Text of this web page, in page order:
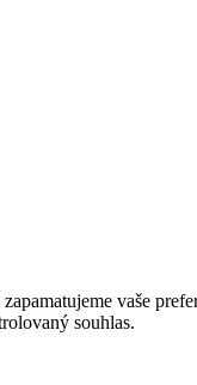
vaše
souhlas.